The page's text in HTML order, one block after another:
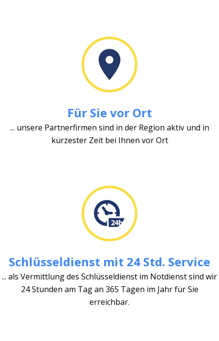
Für Sie vor Ort
... unsere Partnerfirmen sind in der Region aktiv und in
kürzester Zeit bei Ihnen vor Ort
Schlüsseldienst mit 24 Std. Service
... als Vermittlung des Schlüsseldienst im Notdienst sind wir
24 Stunden am Tag an 365 Tagen im Jahr für Sie
erreichbar.